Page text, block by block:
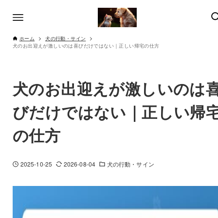
ホーム
犬の行動・サイン
犬のお出迎えが激しいのは喜びだけではない｜正しい帰宅の仕方
犬のお出迎えが激しいのは
びだけではない｜正しい帰
の仕方
2025-10-25 2026-08-04 犬の行動・サイン